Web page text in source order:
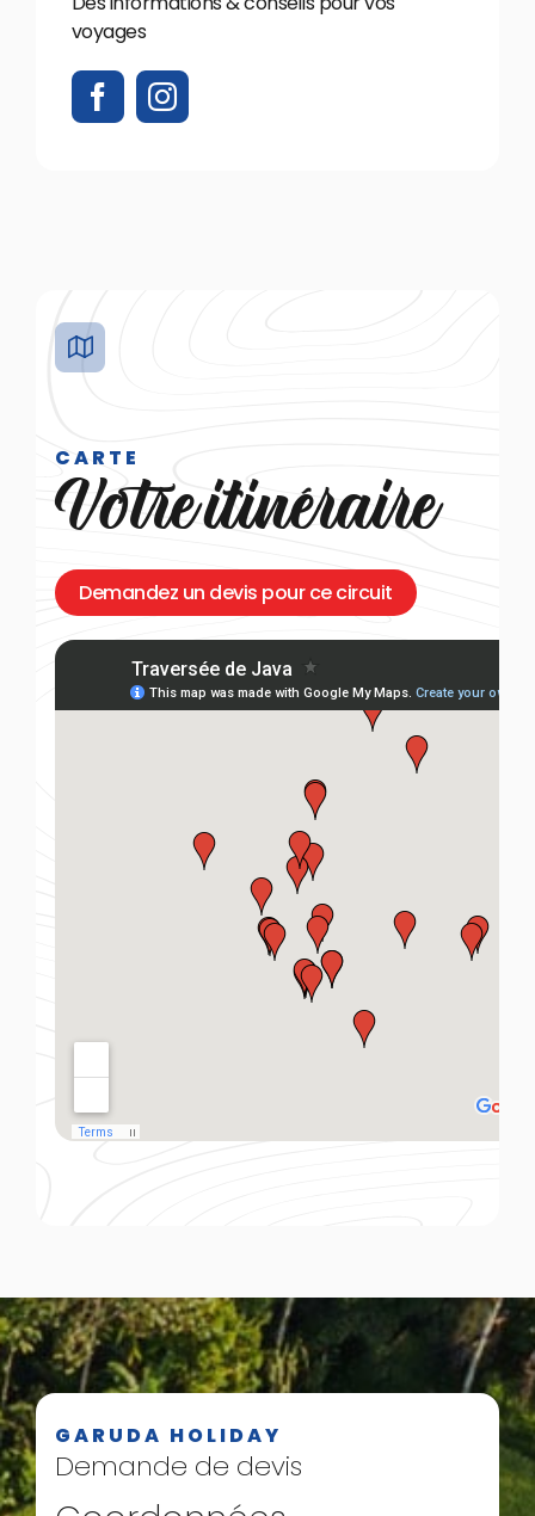
voyages
CARTE
Votre itinéraire
Demandez un devis pour ce circuit
GARUDA HOLIDAY
Demande de devis